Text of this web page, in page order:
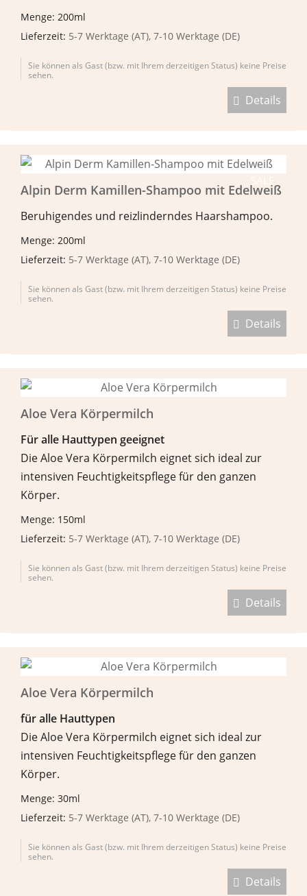
Menge: 200ml
Lieferzeit: 5-7 Werktage (AT), 7-10 Werktage (DE)
Sie können als Gast (bzw. mit Ihrem derzeitigen Status) keine Preise
sehen.
Details
SALE
Alpin Derm Kamillen-Shampoo mit Edelweiß
Beruhigendes und reizlinderndes Haarshampoo.
Menge: 200ml
Lieferzeit: 5-7 Werktage (AT), 7-10 Werktage (DE)
Sie können als Gast (bzw. mit Ihrem derzeitigen Status) keine Preise
sehen.
Details
Aloe Vera Körpermilch
Für alle Hauttypen geeignet
Die Aloe Vera Körpermilch eignet sich ideal zur
intensiven Feuchtigkeitspflege für den ganzen
Körper.
Menge: 150ml
Lieferzeit: 5-7 Werktage (AT), 7-10 Werktage (DE)
Sie können als Gast (bzw. mit Ihrem derzeitigen Status) keine Preise
sehen.
Details
Aloe Vera Körpermilch
für alle Hauttypen
Die Aloe Vera Körpermilch eignet sich ideal zur
intensiven Feuchtigkeitspflege für den ganzen
Körper.
Menge: 30ml
Lieferzeit: 5-7 Werktage (AT), 7-10 Werktage (DE)
Sie können als Gast (bzw. mit Ihrem derzeitigen Status) keine Preise
sehen.
Details